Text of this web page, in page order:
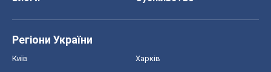
Регіони України
Київ Харків